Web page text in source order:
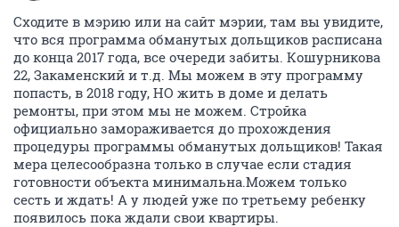
Сходите в мэрию или на сайт мэрии, там вы увидите,
что вся программа обманутых дольщиков расписана
до конца 2017 года, все очереди забиты. Кошурникова
22, Закаменский и т.д. Мы можем в эту программу
попасть, в 2018 году, НО жить в доме и делать
ремонты, при этом мы не можем. Стройка
официально замораживается до прохождения
процедуры программы обманутых дольщиков! Такая
мера целесообразна только в случае если стадия
готовности объекта минимальна.Можем только
сесть и ждать! А у людей уже по третьему ребенку
появилось пока ждали свои квартиры.